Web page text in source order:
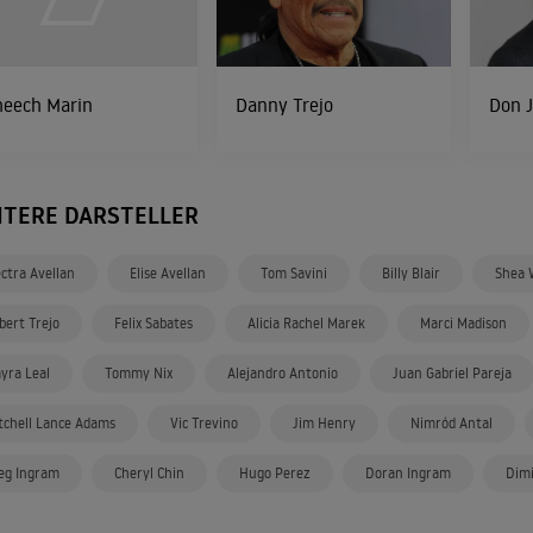
Marin Danny Trejo Don
DARSTELLER
Avellan Elise Avellan Tom Savini Billy Blair Shea
Trejo Felix Sabates Alicia Rachel Marek Marci Madison
Leal Tommy Nix Alejandro Antonio Juan Gabriel Pareja
Lance Adams Vic Trevino Jim Henry Nimród Antal
Ingram Cheryl Chin Hugo Perez Doran Ingram